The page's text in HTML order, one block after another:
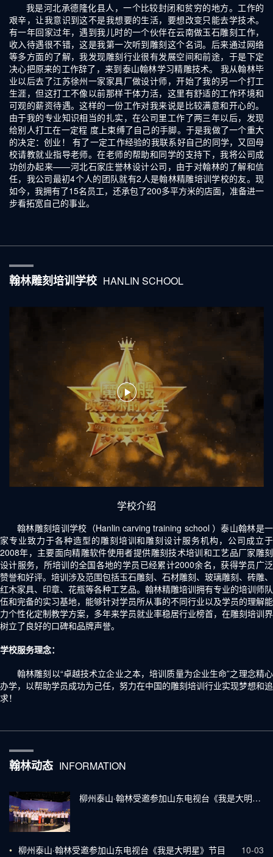
我是河北承德隆化县人，一个比较封闭和贫穷的地方。工作的
艰辛，让我意识到这不是我想要的生活，要想改变只能去学技术。
有一年回家过年，遇到我儿时的一个伙伴在云南做玉石雕刻工作，
收入待遇很不错，这是我第一次听到雕刻这个名词。后来通过网络
等多方面的了解，我发现雕刻行业很有发展空间和前途，于是下定
决心把原来的工作辞了，来到泰山翰林学习精雕技术。 我从翰林毕
业以后去了江苏徐州一家家具厂做设计师，开始了我的另一个打工
生涯，但这打工不像以前那样干体力活，这里有舒适的工作环境和
可观的薪资待遇。这样的一份工作对我来说是比较满意和开心的。
由于我的专业知识相当的扎实，在公司里工作了两三年以后，发现
给别人打工在一定程 度上束缚了自己的手脚。于是我做了一个重大
的决定：创业！ 有了一定工作经验的我联系好自己的同学，又回母
校请教就业指导老师。在老师的帮助和同学的支持下，我将公司成
功创办起来——河北石家庄誉林设计公司，由于对翰林的了解和信
任，我公司最初4个人的团队就有2人是翰林精雕培训学校的友。现
如今，我拥有了15名员工，还承包了200多平方米的店面，准备进一
步看拓宽自己的事业。
翰林雕刻培训学校 HANLIN SCHOOL
学校介绍
翰林雕刻培训学校（Hanlin carving training school ）泰山翰林是一
家专业致力于各种造型的雕刻培训和雕刻设计服务机构，公司成立于
2008年，主要面向精雕软件使用者提供雕刻技术培训和工艺品厂家雕刻
设计服务，所培训的全国各地的学员已经累计2000余名，获得学员广泛
赞誉和好评。培训涉及范围包括玉石雕刻、石材雕刻、玻璃雕刻、砖雕、
红木家具、印章、花瓶等各种工艺品。翰林精雕培训拥有专业的培训师队
伍和完备的实习基地，能够针对学员所从事的不同行业以及学员的理解能
力个性化定制教学方案，多年来学员就业率稳居行业榜首，在雕刻培训界
树立了良好的口碑和品牌声誉。
学校服务理念：
翰林雕刻以“卓越技术立企业之本，培训质量为企业生命”之理念精心
办学，以帮助学员成功为己任，努力在中国的雕刻培训行业实现梦想和追
求！
翰林动态 INFORMATION
柳州泰山·翰林受邀参加山东电视台《我是大明星》节目
10-03
• 柳州泰山·翰林受邀参加山东电视台《我是大明星》节目